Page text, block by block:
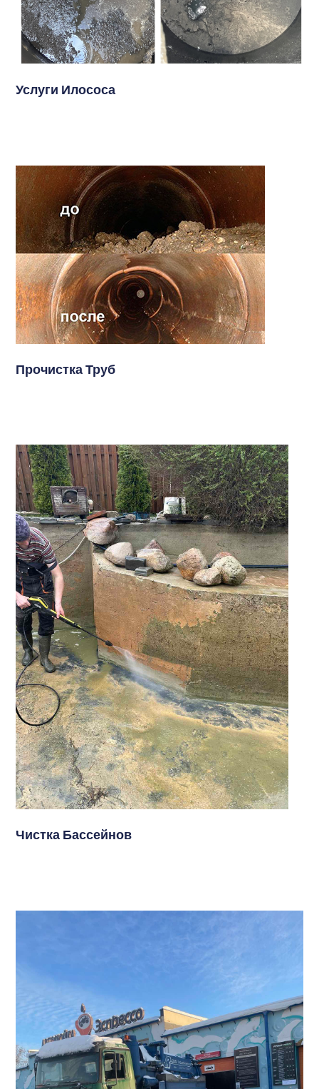
Услуги Илососа
Прочистка Труб
Чистка Бассейнов